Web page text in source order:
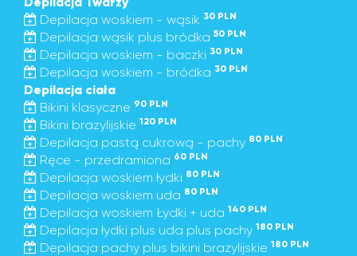
Depilacja woskiem - wąsik 30 PLN
Depilacja wąsik plus bródka 50 PLN
Depilacja woskiem - baczki 30 PLN
Depilacja woskiem - bródka 30 PLN
Depilacja ciała
Bikini klasyczne 90 PLN
Bikini brazylijskie 120 PLN
Depilacja pastą cukrową - pachy 80 PLN
Ręce - przedramiona 60 PLN
Depilacja woskiem łydki 80 PLN
Depilacja woskiem uda 80 PLN
Depilacja woskiem Łydki + uda 140 PLN
Depilacja łydki plus uda plus pachy 180 PLN
Depilacja pachy plus bikini brazylijskie 180 PLN